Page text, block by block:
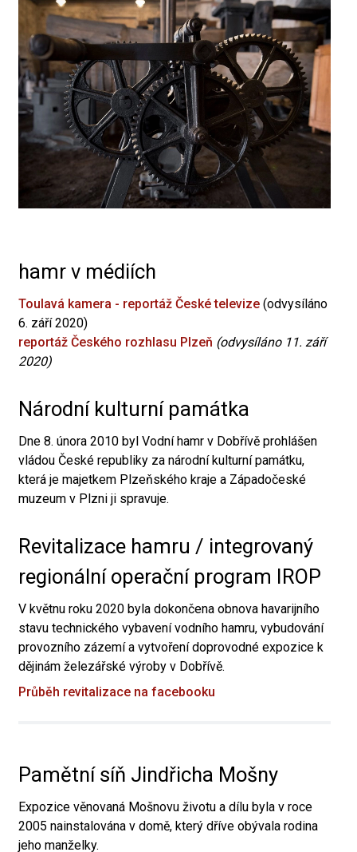
hamr v médiích
Toulavá kamera - reportáž České televize (odvysíláno
6. září 2020)
reportáž Českého rozhlasu Plzeň (odvysíláno 11. září
2020)
Národní kulturní památka
Dne 8. února 2010 byl Vodní hamr v Dobřívě prohlášen
vládou České republiky za národní kulturní památku,
která je majetkem Plzeňského kraje a Západočeské
muzeum v Plzni ji spravuje.
Revitalizace hamru / integrovaný
regionální operační program IROP
V květnu roku 2020 byla dokončena obnova havarijního
stavu technického vybavení vodního hamru, vybudování
provozního zázemí a vytvoření doprovodné expozice k
dějinám železářské výroby v Dobřívě.
Průběh revitalizace na facebooku
Pamětní síň Jindřicha Mošny
Expozice věnovaná Mošnovu životu a dílu byla v roce
2005 nainstalována v domě, který dříve obývala rodina
jeho manželky.